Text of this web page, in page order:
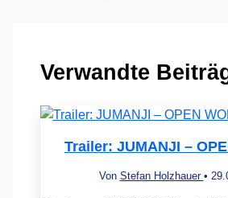
Verwandte
Trailer: JUMANJI –
Von Stefan Holzhauer •